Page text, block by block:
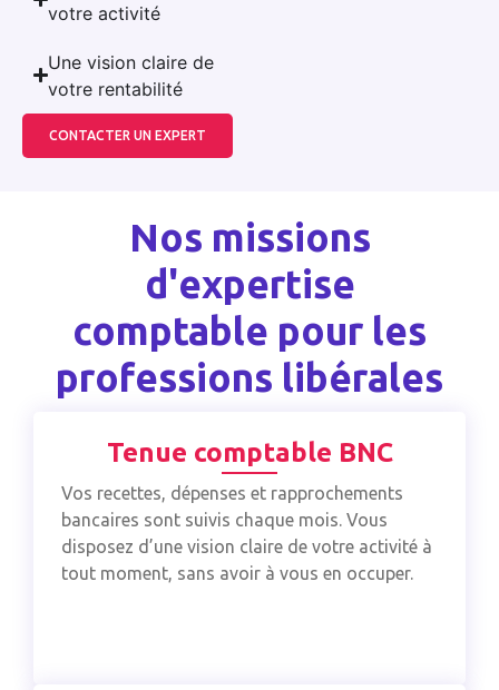
votre activité
Une vision claire de
votre rentabilité
CONTACTER UN EXPERT
Nos missions
d'expertise
comptable pour les
professions libérales
Tenue comptable BNC
Vos recettes, dépenses et rapprochements
bancaires sont suivis chaque mois. Vous
disposez d’une vision claire de votre activité à
tout moment, sans avoir à vous en occuper.